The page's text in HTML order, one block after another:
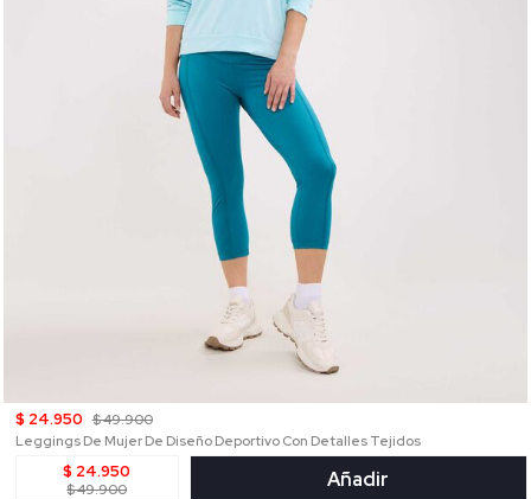
$ 24.950 $ 49.900
Leggings De Mujer De Diseño Deportivo Con Detalles Tejidos
$ 24.950
$ 49.900 Añadir